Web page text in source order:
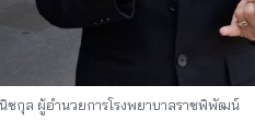
ชกุล ผู้อำนวยการโรงพยาบาลราชพิพัฒน์